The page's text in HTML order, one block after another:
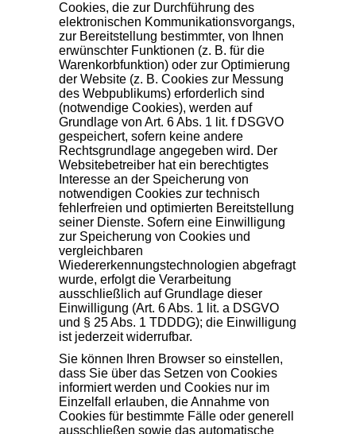
Cookies, die zur Durchführung des
elektronischen Kommunikationsvorgangs,
zur Bereitstellung bestimmter, von Ihnen
erwünschter Funktionen (z. B. für die
Warenkorbfunktion) oder zur Optimierung
der Website (z. B. Cookies zur Messung
des Webpublikums) erforderlich sind
(notwendige Cookies), werden auf
Grundlage von Art. 6 Abs. 1 lit. f DSGVO
gespeichert, sofern keine andere
Rechtsgrundlage angegeben wird. Der
Websitebetreiber hat ein berechtigtes
Interesse an der Speicherung von
notwendigen Cookies zur technisch
fehlerfreien und optimierten Bereitstellung
seiner Dienste. Sofern eine Einwilligung
zur Speicherung von Cookies und
vergleichbaren
Wiedererkennungstechnologien abgefragt
wurde, erfolgt die Verarbeitung
ausschließlich auf Grundlage dieser
Einwilligung (Art. 6 Abs. 1 lit. a DSGVO
und § 25 Abs. 1 TDDDG); die Einwilligung
ist jederzeit widerrufbar.
Sie können Ihren Browser so einstellen,
dass Sie über das Setzen von Cookies
informiert werden und Cookies nur im
Einzelfall erlauben, die Annahme von
Cookies für bestimmte Fälle oder generell
ausschließen sowie das automatische